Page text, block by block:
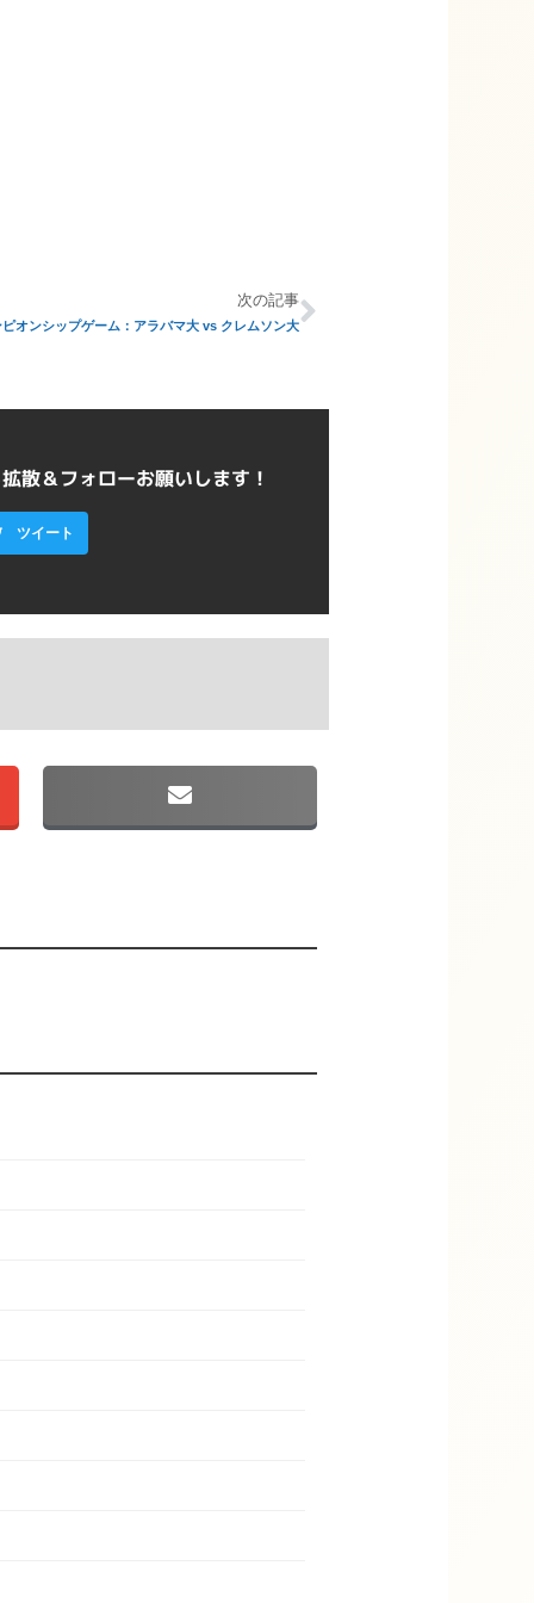
次の記事
オンシップゲーム：アラバマ大 vs クレムソン大
散＆フォローお願いします！
ツイート